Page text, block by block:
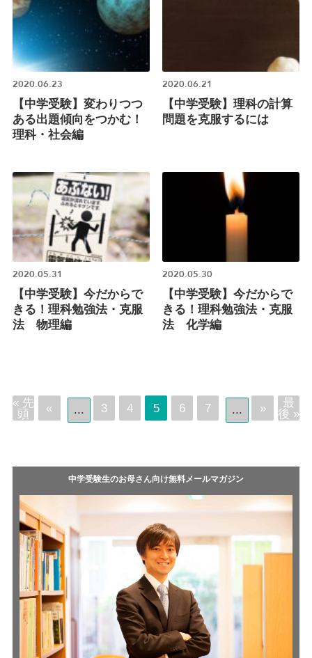
2020.06.23
【中学受験】変わりつつ
ある出題傾向をつかむ！
理科・社会編
2020.06.21
【中学受験】理科の計算
問題を克服するには
2020.05.31
【中学受験】今だからで
きる！理科勉強法・克服
法 物理編
2020.05.30
【中学受験】今だからで
きる！理科勉強法・克服
法 化学編
« 先
頭
« ... 3 4 5 6 7 ... »
最
後 »
中学受験生のお母さん向け無料メールマガジン